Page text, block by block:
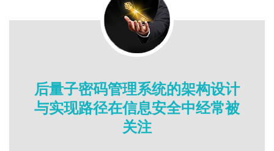
后量子密码管理系统的架构设计
与实现路径在信息安全中经常被
关注